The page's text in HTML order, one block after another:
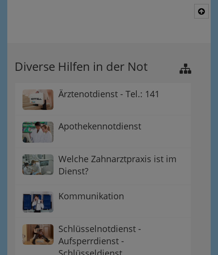
Diverse Hilfen in der Not
Ärztenotdienst - Tel.: 141
Apothekennotdienst
Welche Zahnarztpraxis ist im
Dienst?
Kommunikation
Schlüsselnotdienst -
Aufsperrdienst -